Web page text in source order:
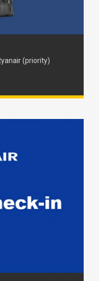
(priority)